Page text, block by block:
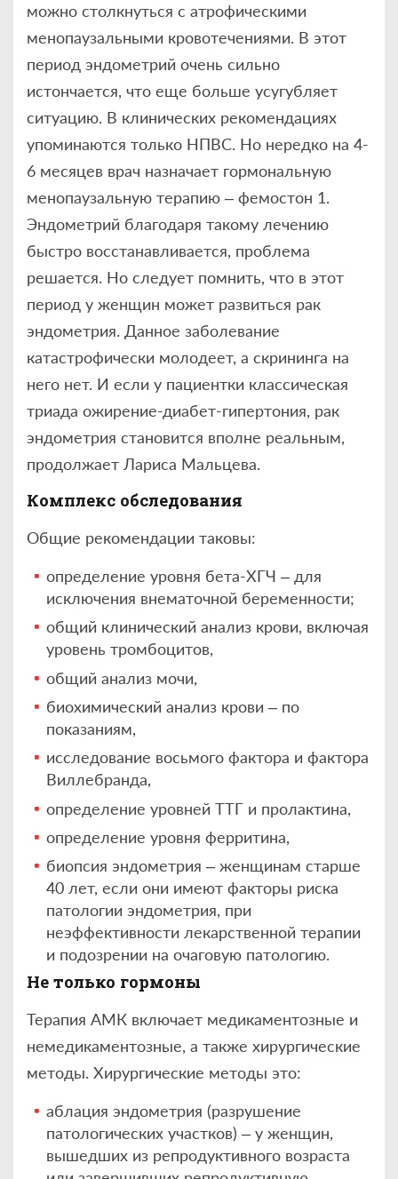
можно столкнуться с атрофическими
менопаузальными кровотечениями. В этот
период эндометрий очень сильно
истончается, что еще больше усугубляет
ситуацию. В клинических рекомендациях
упоминаются только НПВС. Но нередко на 4-
6 месяцев врач назначает гормональную
менопаузальную терапию – фемостон 1.
Эндометрий благодаря такому лечению
быстро восстанавливается, проблема
решается. Но следует помнить, что в этот
период у женщин может развиться рак
эндометрия. Данное заболевание
катастрофически молодеет, а скрининга на
него нет. И если у пациентки классическая
триада ожирение-диабет-гипертония, рак
эндометрия становится вполне реальным,
продолжает Лариса Мальцева.
Комплекс обследования
Общие рекомендации таковы:
определение уровня бета-ХГЧ – для
исключения внематочной беременности;
общий клинический анализ крови, включая
уровень тромбоцитов,
общий анализ мочи,
биохимический анализ крови – по
показаниям,
исследование восьмого фактора и фактора
Виллебранда,
определение уровней ТТГ и пролактина,
определение уровня ферритина,
биопсия эндометрия – женщинам старше
40 лет, если они имеют факторы риска
патологии эндометрия, при
неэффективности лекарственной терапии
и подозрении на очаговую патологию.
Не только гормоны
Терапия АМК включает медикаментозные и
немедикаментозные, а также хирургические
методы. Хирургические методы это:
аблация эндометрия (разрушение
патологических участков) – у женщин,
вышедших из репродуктивного возраста